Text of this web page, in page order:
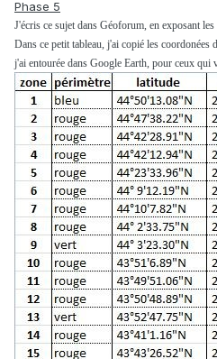
Phase 5
J'écris ce sujet dans Géoforum, en exposant
Dans ce petit tableau, j'ai copié les coordonées
j'ai entourée dans Google Earth, pour ceux qui